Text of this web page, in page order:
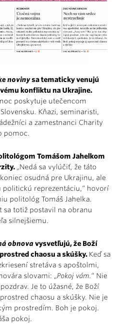
novinysa tematicky venujú
konfliktu na Ukrajine.
poskytuje utečencom
Kňazi, seminaristi,
a zamestnanci Charity
pomoc.
Tomášom Jahelkom
„Nedá sa vylúčiť, že táto
osudná pre Ukrajinu, ale
politickú reprezentáciu,“ hovorí
politológ Tomáš Jahelka.
sa totiž postavil na obranu
silnejšiemu.
obnova vysvetľujú, že Boží
chaosu a skúšky. Keď sa
stretáva s apoštolmi,
slovami: „Pokoj vám.“ Nie
Je to úžasné, že Boží
chaosu a skúšky. Nie je
prostredím. Boh je pokoj.
pokoj.